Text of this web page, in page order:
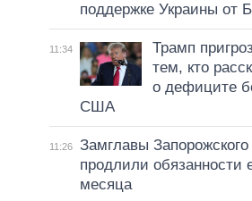
поддержке Украины от
11:34
Трамп
тем, кто
о дефиците
США
11:26
Замглавы Запорожского
продлили обязанности
месяца